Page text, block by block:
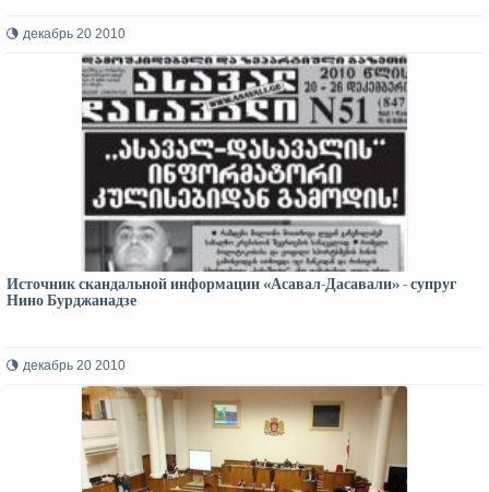
декабрь 20 2010
Источник скандальной информации «Асавал-Дасавали» - супруг
Нино Бурджанадзе
декабрь 20 2010